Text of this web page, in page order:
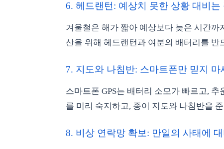
6. 헤드랜턴: 예상치 못한 상황 대비는
겨울철은 해가 짧아 예상보다 늦은 시간
산을 위해 헤드랜턴과 여분의 배터리를 반
7. 지도와 나침반: 스마트폰만 믿지 마
스마트폰 GPS는 배터리 소모가 빠르고,
를 미리 숙지하고, 종이 지도와 나침반을
8. 비상 연락망 확보: 만일의 사태에